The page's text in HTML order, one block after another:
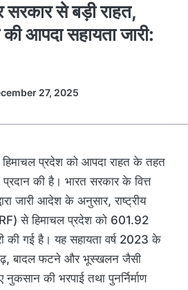
सरकार से बड़ी राहत,
आपदा सहायता जारी:
27, 2025
प्रदेश को आपदा राहत के तहत
की है। भारत सरकार के वित्त
जारी आदेश के अनुसार, राष्ट्रीय
से हिमाचल प्रदेश को 601.92
की गई है। यह सहायता वर्ष 2023 के
बादल फटने और भूस्खलन जैसी
की भरपाई तथा पुनर्निर्माण